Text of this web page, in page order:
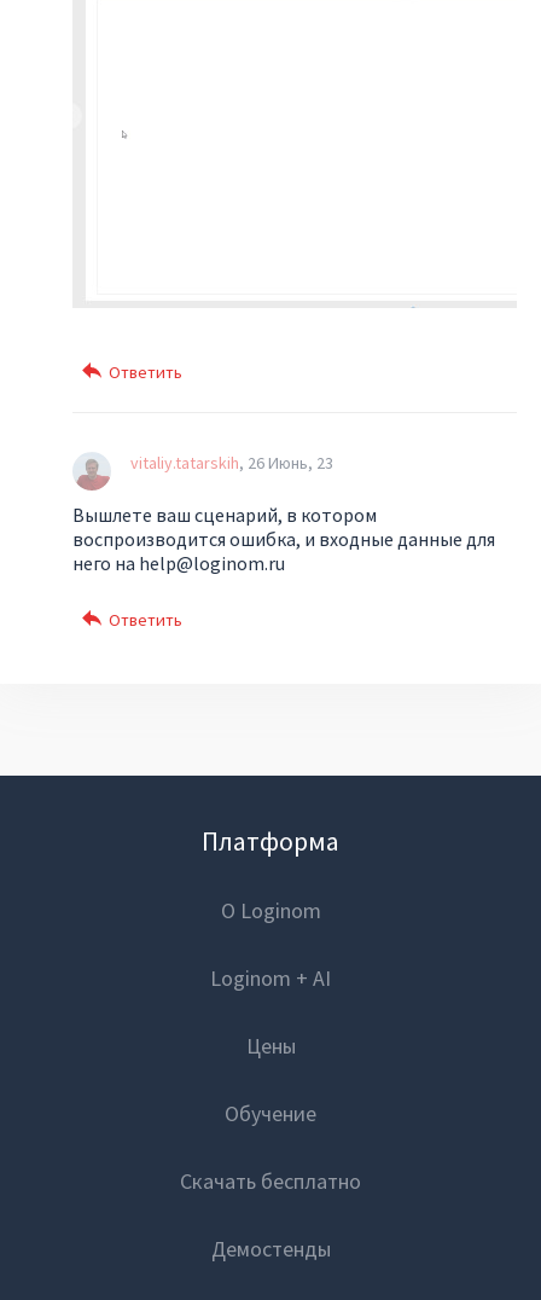
vitaliy.tatarskih 26 Июнь, 23
Вышлете ваш сценарий, в котором
воспроизводится ошибка, и входные данные для
него на help@loginom.ru
Платформа
О Loginom
Loginom + AI
Цены
Обучение
Скачать бесплатно
Демостенды